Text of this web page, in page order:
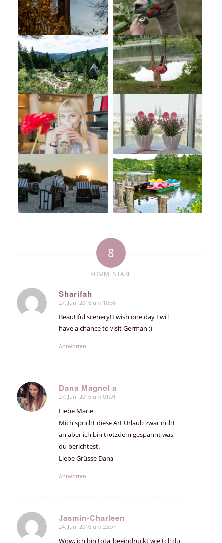
8
KOMMENTARE
Sharifah
sagte:
27. Juni 2016 um 10:56
Beautiful scenery! I wish one day I will
have a chance to visit German :)
Antworten
Dana Magnolia
sagte:
27. Juni 2016 um 01:01
Liebe Marie
Mich spricht diese Art Urlaub zwar nicht
an aber ich bin trotzdem gespannt was
du berichtest.
Liebe Grüsse Dana
Antworten
Jasmin-Charleen
sagte:
24. Juni 2016 um 23:07
Wow, ich bin total beeindruckt wie toll du